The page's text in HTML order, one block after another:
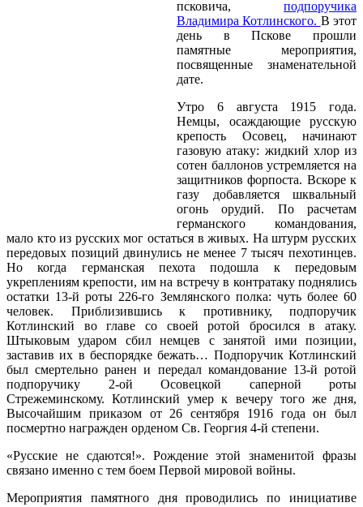
псковича, подпоручика
Владимира Котлинского. В этот
день в Пскове прошли
памятные мероприятия,
посвященные знаменательной
дате.
Утро 6 августа 1915 года.
Немцы, осаждающие русскую
крепость Осовец, начинают
газовую атаку: жидкий хлор из
сотен баллонов устремляется на
защитников форпоста. Вскоре к
газу добавляется шквальный
огонь орудий. По расчетам
германского командования,
мало кто из русских мог остаться в живых. На штурм русских
передовых позиций двинулись не менее 7 тысяч пехотинцев.
Но когда германская пехота подошла к передовым
укреплениям крепости, им на встречу в контратаку поднялись
остатки 13-й роты 226-го Землянского полка: чуть более 60
человек. Приблизившись к противнику, подпоручик
Котлинский во главе со своей ротой бросился в атаку.
Штыковым ударом сбил немцев с занятой ими позиции,
заставив их в беспорядке бежать… Подпоручик Котлинский
был смертельно ранен и передал командование 13-й ротой
подпоручику 2-ой Осовецкой саперной роты
Стрежеминскому. Котлинский умер к вечеру того же дня,
Высочайшим приказом от 26 сентября 1916 года он был
посмертно награжден орденом Св. Георгия 4-й степени.
«Русские не сдаются!». Рождение этой знаменитой фразы
связано именно с тем боем Первой мировой войны.
Мероприятия памятного дня проводились по инициативе